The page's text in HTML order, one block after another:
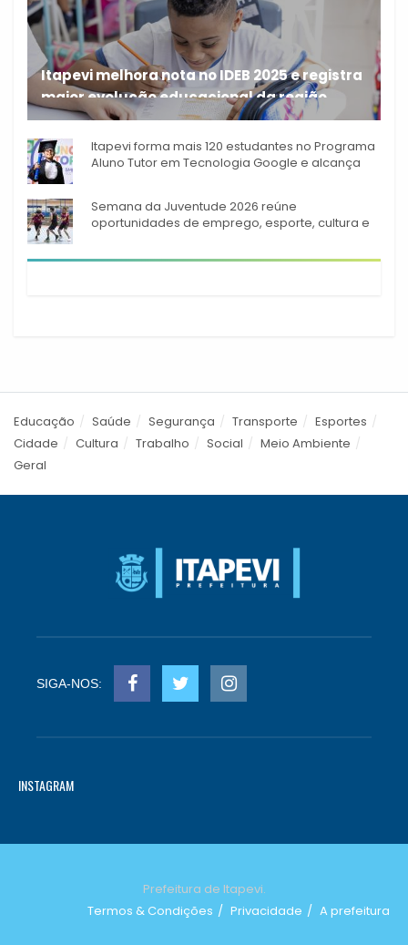
Itapevi melhora nota no IDEB 2025 e registra
maior evolução educacional da região
A rede municipal de ensino
Itapevi forma mais 120 estudantes no Programa
Aluno Tutor em Tecnologia Google e alcança
Semana da Juventude 2026 reúne
oportunidades de emprego, esporte, cultura e
Educação Saúde Segurança Transporte
Esportes
Cidade
Cultura Trabalho Social
Meio Ambiente
Geral
SIGA-NOS:
INSTAGRAM
Prefeitura de Itapevi.
Termos & Condições
Privacidade A prefeitura